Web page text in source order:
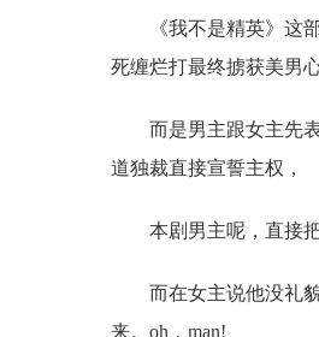
《我不是精英》这
死缠烂打最终掳获美男
而是男主跟女主先
道独裁直接宣誓主权，
本剧男主呢，直接
而在女主说他没礼
来。oh，man!